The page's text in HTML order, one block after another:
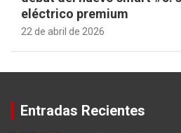
eléctrico premium
22 de abril de 2026
Entradas Recientes